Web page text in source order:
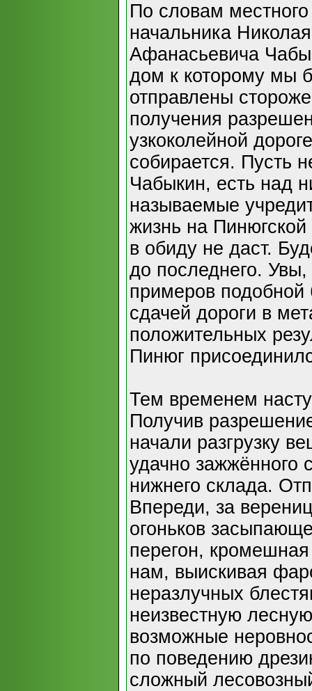
По словам местного
начальника Николая
Афанасьевича
дом к которому мы
отправлены
получения
узкоколейной
собирается. Пусть
Чабыкин, есть над
называемые
жизнь на
в обиду не даст.
до последнего.
примеров подобной
сдачей дороги в
положительных
Пинюг
Тем временем
Получив
начали разгрузку
удачно зажжённого
нижнего склада.
Впереди, за
огоньков
перегон,
нам, выискивая
неразлучных
неизвестную
возможные
по поведению
сложный